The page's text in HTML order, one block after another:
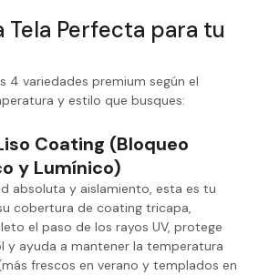
Tela Perfecta para tu
4 variedades premium según el
y estilo que busques:
Coating (Bloqueo
y Lumínico)
absoluta y aislamiento, esta es tu
cobertura de coating tricapa,
el paso de los rayos UV, protege
y ayuda a mantener la temperatura
frescos en verano y templados en